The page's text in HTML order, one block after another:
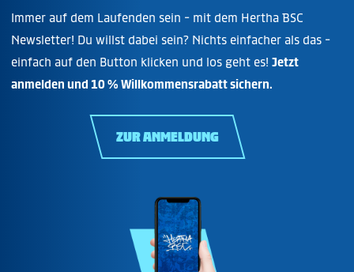
Immer auf dem Laufenden sein - mit dem Hertha BSC
Newsletter! Du willst dabei sein? Nichts einfacher als das -
einfach auf den Button klicken und los geht es! Jetzt
anmelden und 10 % Willkommensrabatt sichern.
ZUR ANMELDUNG